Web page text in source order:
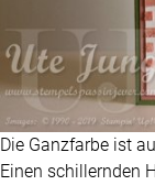
Die Ganzfarbe ist
Einen schillernden